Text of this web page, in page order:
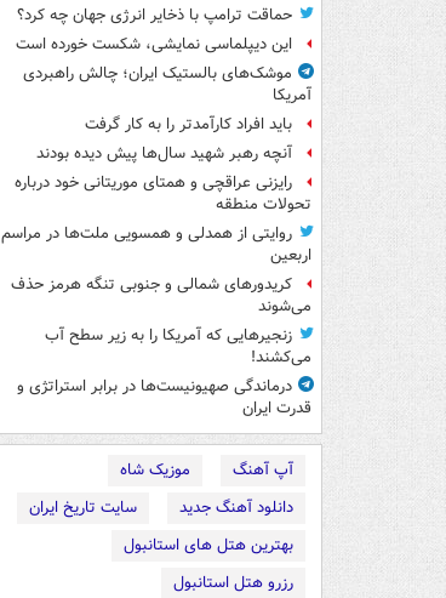
حماقت ترامپ با ذخایر انرژی جهان چه کرد؟
این دیپلماسی نمایشی، شکست خورده است
موشک‌های بالستیک ایران؛ چالش راهبردی
آمریکا
باید افراد کارآمدتر را به کار گرفت
آنچه رهبر شهید سال‌ها پیش دیده بودند
رایزنی عراقچی و همتای موریتانی خود درباره
تحولات منطقه
روایتی از همدلی و همسویی ملت‌ها در مراسم
اربعین
کریدورهای شمالی و جنوبی تنگه هرمز حذف
می‌شوند
زنجیرهایی که آمریکا را به زیر سطح آب
می‌کشند!
درماندگی صهیونیست‌ها در برابر استراتژی و
قدرت ایران
آپ آهنگ
موزیک شاه
دانلود آهنگ جدید
سایت تاریخ ایران
بهترین هتل های استانبول
رزرو هتل استانبول